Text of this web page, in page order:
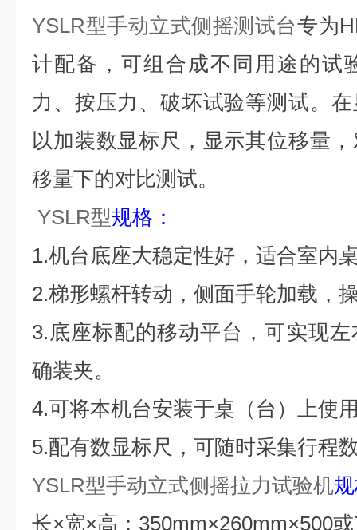
YSLR型手动立式侧摇测试台专为
计配备，可组合成不同用途的试
力、按压力、破坏试验等测试。
以加装数显标尺，显示其位移量
移量下的对比测试。
YSLR型规格：
1.机台底座大稳定性好，适合室内
2.梯形螺杆转动，侧面手轮加载，
3.底座标配的移动平台，可实现
确装夹。
4.可将本机台安装于桌（台）上使
5.配有数显标尺，可随时采集行程
YSLR型手动立式侧摇拉力试验机
长×宽×高：350mm×260mm×500